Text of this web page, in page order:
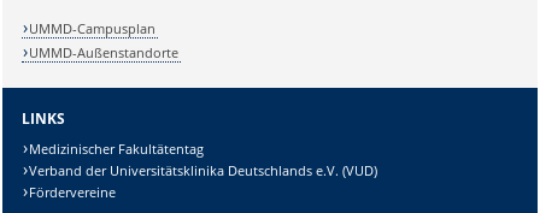
UMMD-Campusplan
UMMD-Außenstandorte
LINKS
Medizinischer Fakultätentag
Verband der Universitätsklinika Deutschlands e.V. (VUD)
Fördervereine